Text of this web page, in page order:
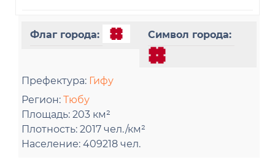
Флаг города: Символ города:
Префектура: Гифу
Регион: Тюбу
Площадь: 203 км²
Плотность: 2017 чел./км²
Население: 409218 чел.